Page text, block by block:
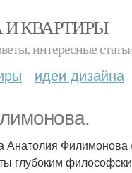
И КВАРТИРЫ
интересные
идеи дизайна
Анатолия
глубоким